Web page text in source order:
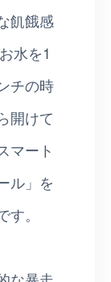
飢餓感
水を1
チの時
開けて
マート
ル」を
。